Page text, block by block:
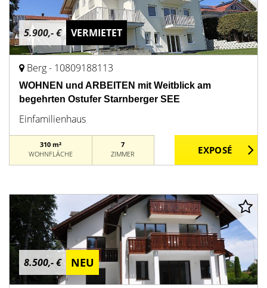
5.900,- € VERMIETET
Berg - 10809188113
WOHNEN und ARBEITEN mit Weitblick am
begehrten Ostufer Starnberger SEE
Einfamilienhaus
310 m²
WOHNFLÄCHE
7
ZIMMER
8.500,- € NEU